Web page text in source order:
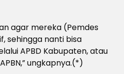
agar mereka (Pemdes
sehingga nanti bisa
APBD Kabupaten, atau
ungkapnya.(*)